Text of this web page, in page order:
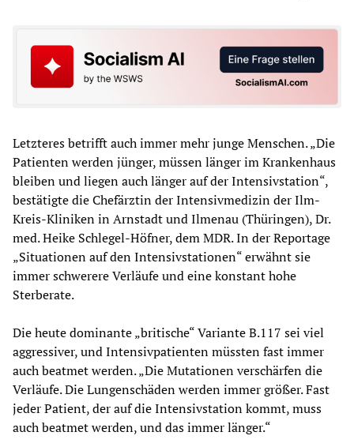
Letzteres betrifft auch immer mehr junge Menschen. „Die
Patienten werden jünger, müssen länger im Krankenhaus
bleiben und liegen auch länger auf der Intensivstation“,
bestätigte die Chefärztin der Intensivmedizin der Ilm-
Kreis-Kliniken in Arnstadt und Ilmenau (Thüringen), Dr.
med. Heike Schlegel-Höfner, dem MDR. In der Reportage
„Situationen auf den Intensivstationen“ erwähnt sie
immer schwerere Verläufe und eine konstant hohe
Sterberate.
Die heute dominante „britische“ Variante B.117 sei viel
aggressiver, und Intensivpatienten müssten fast immer
auch beatmet werden. „Die Mutationen verschärfen die
Verläufe. Die Lungenschäden werden immer größer. Fast
jeder Patient, der auf die Intensivstation kommt, muss
auch beatmet werden, und das immer länger.“